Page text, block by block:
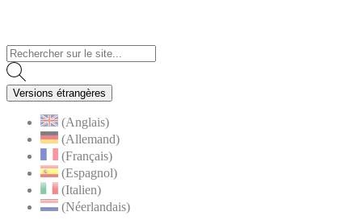
Versions étrangères
(Anglais)
(Allemand)
(Français)
(Espagnol)
(Italien)
(Néerlandais)